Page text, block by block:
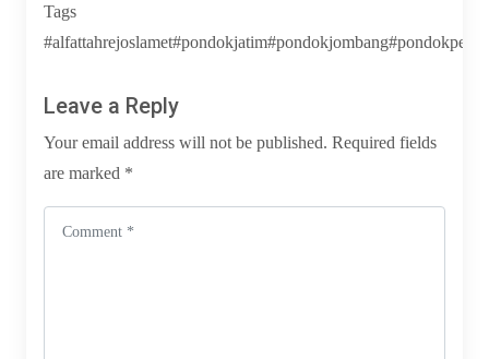
Tags
Leave a Reply
Your email address will not be published. Required fields
are marked *